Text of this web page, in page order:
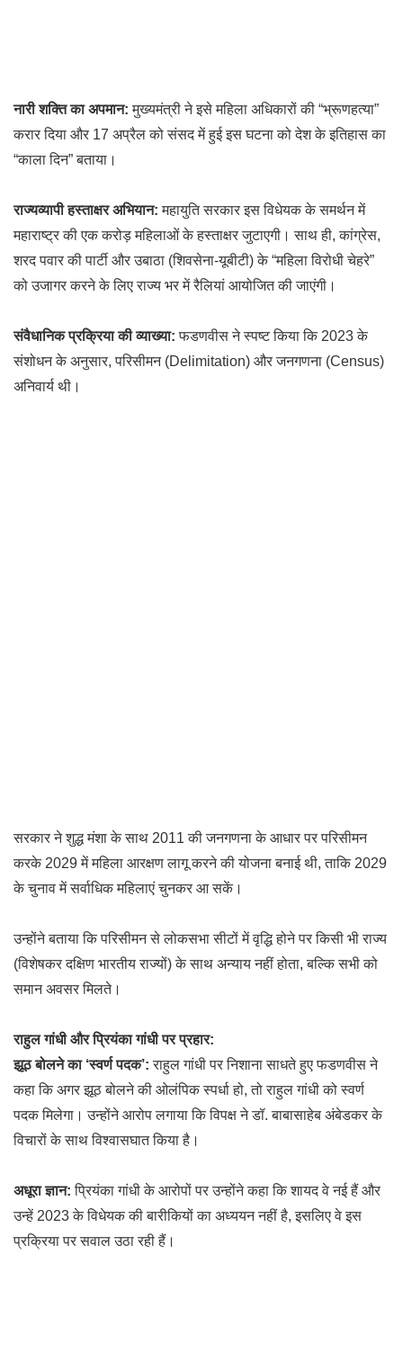
नारी शक्ति का अपमान: मुख्यमंत्री ने इसे महिला अधिकारों की “भ्रूणहत्या”
करार दिया और 17 अप्रैल को संसद में हुई इस घटना को देश के इतिहास का
“काला दिन” बताया।
राज्यव्यापी हस्ताक्षर अभियान: महायुति सरकार इस विधेयक के समर्थन में
महाराष्ट्र की एक करोड़ महिलाओं के हस्ताक्षर जुटाएगी। साथ ही, कांग्रेस,
शरद पवार की पार्टी और उबाठा (शिवसेना-यूबीटी) के “महिला विरोधी चेहरे”
को उजागर करने के लिए राज्य भर में रैलियां आयोजित की जाएंगी।
संवैधानिक प्रक्रिया की व्याख्या: फडणवीस ने स्पष्ट किया कि 2023 के
संशोधन के अनुसार, परिसीमन (Delimitation) और जनगणना (Census)
अनिवार्य थी।
सरकार ने शुद्ध मंशा के साथ 2011 की जनगणना के आधार पर परिसीमन
करके 2029 में महिला आरक्षण लागू करने की योजना बनाई थी, ताकि 2029
के चुनाव में सर्वाधिक महिलाएं चुनकर आ सकें।
उन्होंने बताया कि परिसीमन से लोकसभा सीटों में वृद्धि होने पर किसी भी राज्य
(विशेषकर दक्षिण भारतीय राज्यों) के साथ अन्याय नहीं होता, बल्कि सभी को
समान अवसर मिलते।
राहुल गांधी और प्रियंका गांधी पर प्रहार:
झूठ बोलने का ‘स्वर्ण पदक’: राहुल गांधी पर निशाना साधते हुए फडणवीस ने
कहा कि अगर झूठ बोलने की ओलंपिक स्पर्धा हो, तो राहुल गांधी को स्वर्ण
पदक मिलेगा। उन्होंने आरोप लगाया कि विपक्ष ने डॉ. बाबासाहेब अंबेडकर के
विचारों के साथ विश्वासघात किया है।
अधूरा ज्ञान: प्रियंका गांधी के आरोपों पर उन्होंने कहा कि शायद वे नई हैं और
उन्हें 2023 के विधेयक की बारीकियों का अध्ययन नहीं है, इसलिए वे इस
प्रक्रिया पर सवाल उठा रही हैं।